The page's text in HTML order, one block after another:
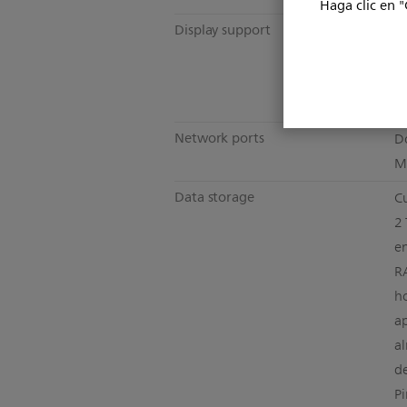
Haga clic en
Display support
Network ports
Data storage
2